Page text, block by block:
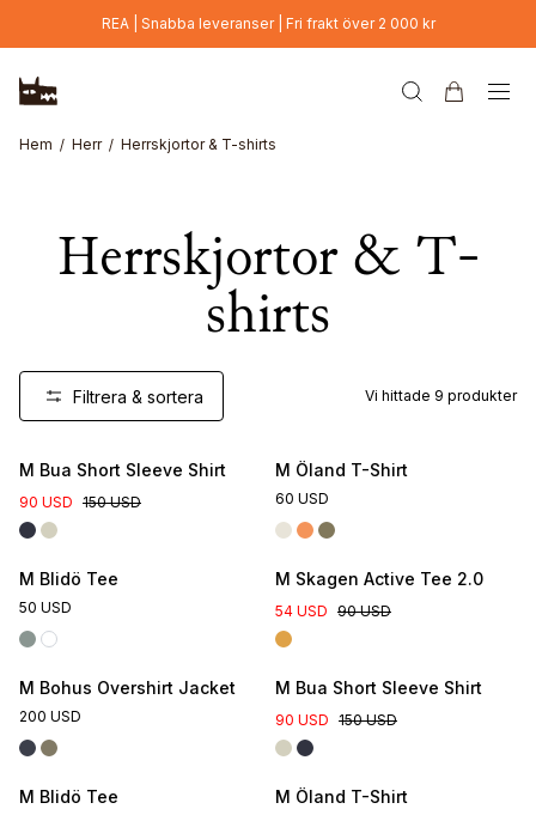
Hoppa till huvudinnehållREA | Snabba leveranser | Fri frakt över 2 000 kr
Hem Herr Herrskjortor & T-shirts
Herrskjortor & T-
shirts
Filtrera & sortera Vi hittade 9 produkter
M Bua Short Sleeve Shirt
90 USD 150 USD
M Öland T-Shirt
60 USD
Online Exclusive
M Blidö Tee
50 USD
M Skagen Active Tee 2.0
54 USD 90 USD
M Bohus Overshirt Jacket
200 USD
M Bua Short Sleeve Shirt
90 USD 150 USD
Online Exclusive
M Blidö Tee M Öland T-Shirt